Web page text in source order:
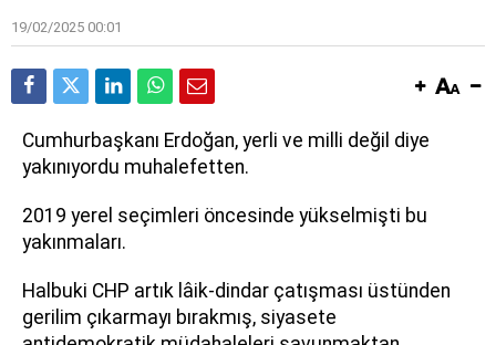
19/02/2025 00:01
Cumhurbaşkanı Erdoğan, yerli ve milli değil diye
yakınıyordu muhalefetten.
2019 yerel seçimleri öncesinde yükselmişti bu
yakınmaları.
Halbuki CHP artık lâik-dindar çatışması üstünden
gerilim çıkarmayı bırakmış, siyasete